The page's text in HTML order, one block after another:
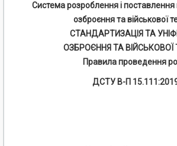
Система розроблення і
озброєння та військової
СТАНДАРТИЗАЦІЯ ТА
ОЗБРОЄННЯ ТА ВІЙСЬКОВОЇ
Правила проведення
ДСТУ В-П